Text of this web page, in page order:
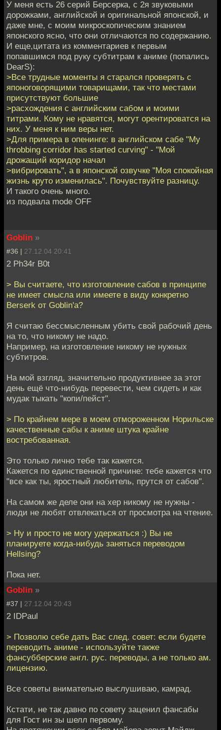
У меня есть 26 серий Берсерка, с 2я звуковыми
дорожками, английской и оригинальной японской, и
даже мне, с моим микроскопическим знанием
японского ясно, что они отличаются по содержанию.
И еще,цитата из комментариев к первым
попавшимся под руку субтитрам к аниме (попались
DearS):
>Все трудные моменты я старался проверять с
японоговорящими товарищами, так что местами
присутствуют большие
>расхождения с английским сабом и моими
титрами. Кому не нравятся, могут орентироватся на
них. У меня к ним веры нет.
>Для примера в опенинге: в английском сабе "My
throbbing corridor has started curving" - "Мой
дрожащий коридор начал
>вибрировать", а в японской озвучке "Моя спокойная
жизнь круто изменилась". Почувствуйте разницу.
И такого очень много.
из подвала mode OFF
Goblin »
#36 | 27.12.04 20:41
2 Ph34r B0t
> Вы считаете, что изготовление сабов в принципе
не имеет смысла или имеете в виду конкретно
Berserk от Goblin'а?
Я считаю бессмысленным убить свой рабочий день
на то, что никому не надо.
Например, на изготовление никому не нужных
субтитров.
На мой взгляд, значительно продуктивнее за этот
день ещё что-нибудь перевести, чем сидеть и как
мудак тыкать "копи/пейст".
> По крайнем мере в моем отмороженном Норильске
качественные сабы к аниме штука крайне
востребованная.
Это только лично тебе так кажется.
Кажется по единственной причине: тебе кажется что
"все как ты, яростный любитель, прутся от сабов".
На самом же деле они на хер никому не нужны -
люди не любят отвлекаться от просмотра на чтение.
> Ну и просто не могу удержаться :) Вы не
планируете когда-нибудь заняться переводом
Hellsing?
Пока нет.
Goblin »
#37 | 27.12.04 20:43
2 IDPaul
> Позволю себе дать Вас след. совет: если будете
переводить аниме - используйте также
фансубберские англ. рус. переводы, а не только ам.
лицензию.
Все советы внимательно выслушиваю, камрад.
Кстати, не так давно по совету заценил фансабы
для Гост ин зы шелл первому.